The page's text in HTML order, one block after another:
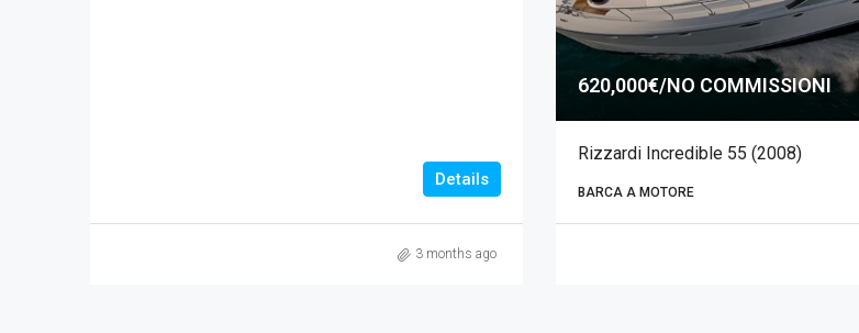
Details
3 months ago
620,000€/NO COMMISSIONI
Rizzardi Incredible 55 (2008)
BARCA A MOTORE